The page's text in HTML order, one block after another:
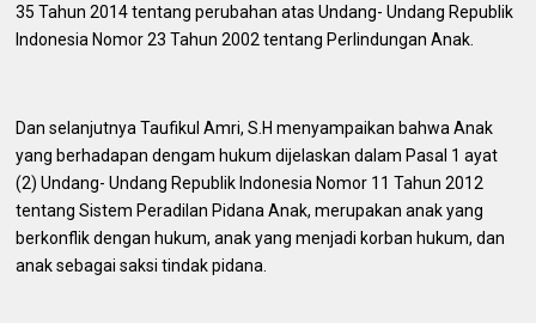
35 Tahun 2014 tentang perubahan atas Undang- Undang Republik
Indonesia Nomor 23 Tahun 2002 tentang Perlindungan Anak.
Dan selanjutnya Taufikul Amri, S.H menyampaikan bahwa Anak
yang berhadapan dengam hukum dijelaskan dalam Pasal 1 ayat
(2) Undang- Undang Republik Indonesia Nomor 11 Tahun 2012
tentang Sistem Peradilan Pidana Anak, merupakan anak yang
berkonflik dengan hukum, anak yang menjadi korban hukum, dan
anak sebagai saksi tindak pidana.